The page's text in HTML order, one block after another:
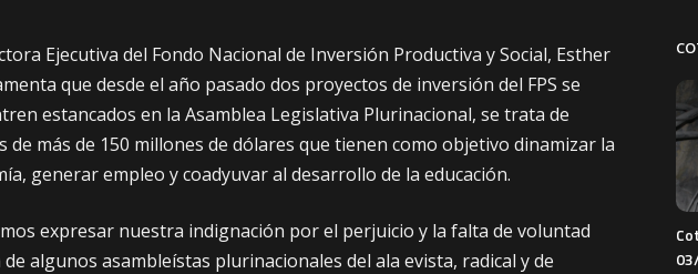
Ejecutiva del Fondo Nacional de Inversión Productiva y Social, Esther
que desde el año pasado dos proyectos de inversión del FPS se
estancados en la Asamblea Legislativa Plurinacional, se trata de
de más de 150 millones de dólares que tienen como objetivo dinamizar la
generar empleo y coadyuvar al desarrollo de la educación.
expresar nuestra indignación por el perjuicio y la falta de voluntad
algunos asambleístas plurinacionales del ala evista, radical y de